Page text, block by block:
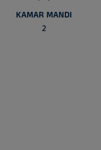
KAMAR MANDI
2